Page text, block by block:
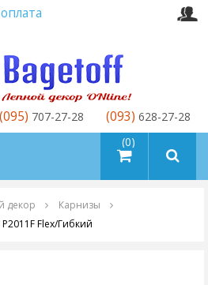
товаров (0)
(095) 707-27-28 (093) 628-27-28
декор
Карнизы
Flex/Гибкий